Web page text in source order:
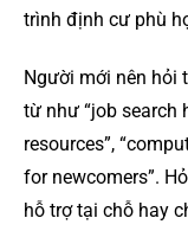
trình định cư phù
Người mới nên hỏi
từ như “job search
resources”,
for newcomers”.
hỗ trợ tại chỗ hay